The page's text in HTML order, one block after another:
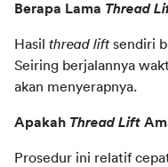
Berapa Lama Thread
Hasil thread lift sendiri
Seiring berjalannya
akan menyerapnya.
Apakah Thread Lift
Prosedur ini relatif